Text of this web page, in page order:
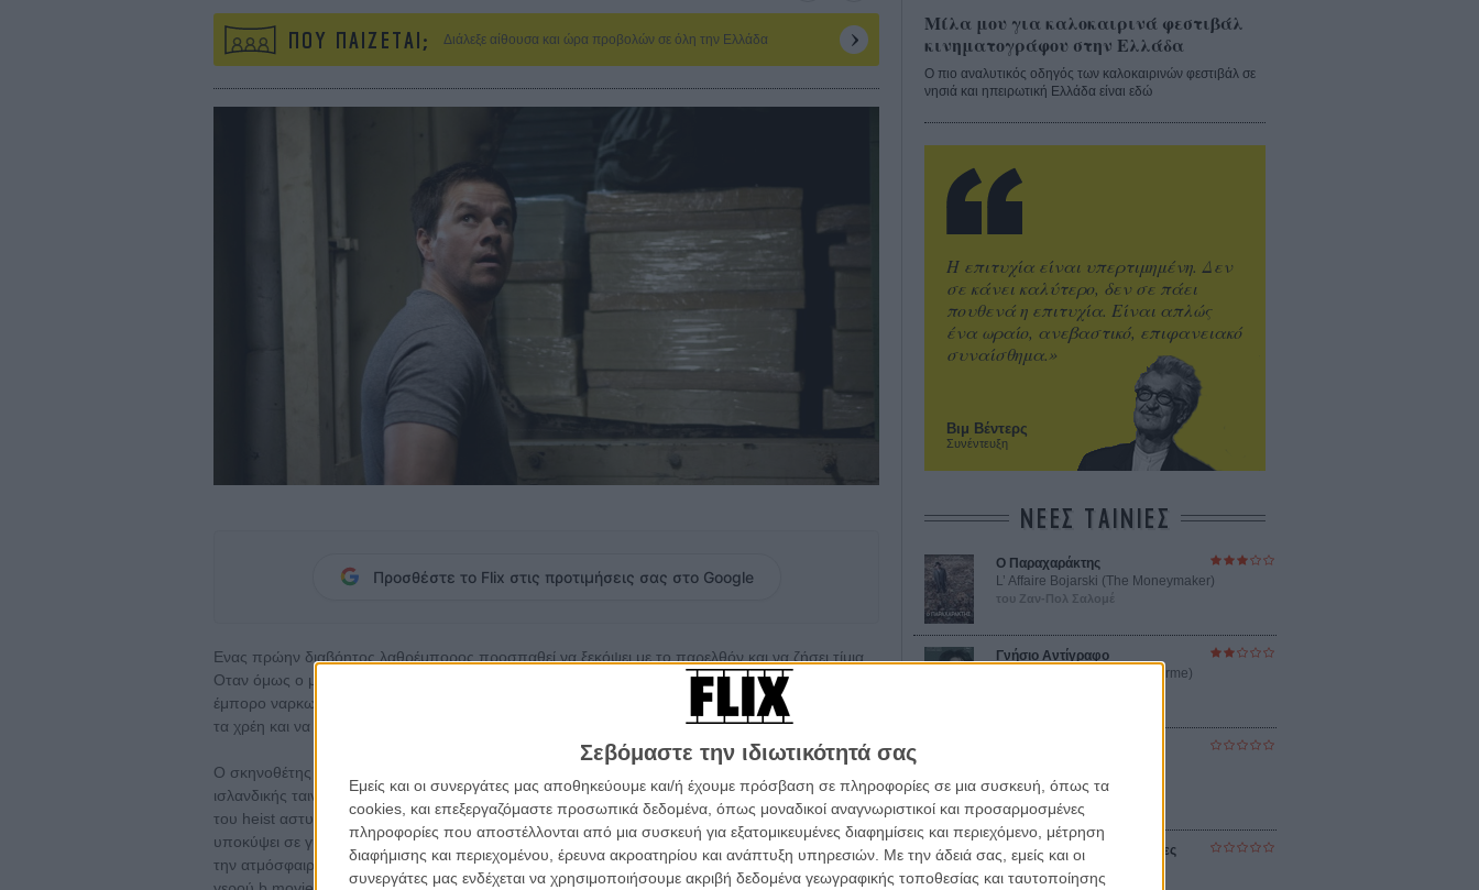
Σεβόμαστε την ιδιωτικότητά σας
Εμείς και οι συνεργάτες μας αποθηκεύουμε και/ή έχουμε πρόσβαση σε πληροφορίες σε μια συσκευή, όπως τα
cookies, και επεξεργαζόμαστε προσωπικά δεδομένα, όπως μοναδικοί αναγνωριστικοί και προσαρμοσμένες
πληροφορίες που αποστέλλονται από μια συσκευή για εξατομικευμένες διαφημίσεις και περιεχόμενο, μέτρηση
διαφήμισης και περιεχομένου, έρευνα ακροατηρίου και ανάπτυξη υπηρεσιών. Με την άδειά σας, εμείς και οι
συνεργάτες μας ενδέχεται να χρησιμοποιήσουμε ακριβή δεδομένα γεωγραφικής τοποθεσίας και ταυτοποίησης
ΠΟΥ ΠΑΙΖΕΤΑΙ; Διάλεξε αίθουσα και ώρα προβολών σε όλη την Ελλάδα
Προσθέστε το Flix στις προτιμήσεις σας στο Google
Ενας πρώην διαβόητος λαθρέμπορος προσπαθεί να ξεκόψει με το παρελθόν και να ζήσει τίμια.
Οταν όμως ο μικρός αδελφός της γυναίκας του μπλέκει με τον μεγαλύτερο και πιο επικίνδυνο
έμπορο ναρκωτικών της πιάτσας, αναγκάζεται να στήσει ένα τελευταίο κόλπο για να ισοφαρίσει
τα χρέη και να γλιτώσει την οικογένειά του.
Ο σκηνοθέτης Μπαλτάζαρ Κορμακούρ ήταν ο πρωταγωνιστής και παραγωγός της original
ισλανδικής ταινίας, «Ρέικιαβικ - Ρότερνταμ». Γνωρίζει πολύ καλά λοιπόν το ύφος και τον τόνο
του heist αστυνομικού θρίλερ που θέλει επιβάλει και, προς τιμήν του, καταφέρνει να μην
υποκύψει σε γυαλιστερές χολιγουντιανές μανιέρες, αλλά να σκουριάσει την εικόνα και να γειώσει
την ατμόσφαιρα των κακόφημων δρόμων της Νέας Ορλεάνης. Αυτό δημιουργεί απαιτήσεις ενός
Μίλα μου για καλοκαιρινά φεστιβάλ
κινηματογράφου στην Ελλάδα
Ο πιο αναλυτικός οδηγός των καλοκαιρινών φεστιβάλ σε
νησιά και ηπειρωτική Ελλάδα είναι εδώ
Βιμ Βέντερς
Συνέντευξη
Η επιτυχία είναι υπερτιμημένη. Δεν
σε κάνει καλύτερο, δεν σε πάει
πουθενά η επιτυχία. Είναι απλώς
ένα ωραίο, ανεβαστικό, επιφανειακό
συναίσθημα.»
ΝΕΕΣ ΤΑΙΝΙΕΣ
Ο Παραχαράκτης
L’ Affaire Bojarski (The Moneymaker)
του Ζαν-Πολ Σαλομέ
Γνήσιο Αντίγραφο
Certified Copy (Copie Conforme)
Le Million
του Γκρεγκουάρ Βινιερόν
Αυτό που Ξέρουν οι Γυναίκες
Pour le Plaisir
του Ρεέμ Κερισί